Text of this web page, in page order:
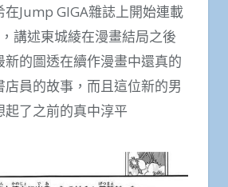
Jump GIGA雜誌上開始連載
講述東城綾在漫畫結局之後
新的圖透在續作漫畫中還真的
店員的故事，而且這位新的男
起了之前的真中淳平